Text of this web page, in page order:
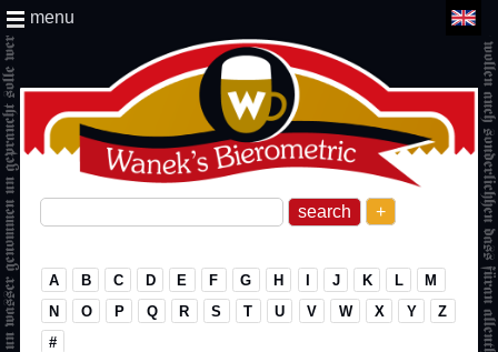
+
menu
A B C D E F G H I J K L
M
N
O P Q R S T U V W X Y
Z
#